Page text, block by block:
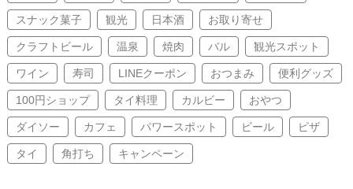
スナック菓子 観光 日本酒 お取り寄せ
クラフトビール 温泉 焼肉 バル 観光スポット
ワイン 寿司 LINEクーポン おつまみ 便利グッズ
100円ショップ タイ料理 カルビー おやつ
ダイソー カフェ パワースポット ビール ピザ
タイ 角打ち キャンペーン